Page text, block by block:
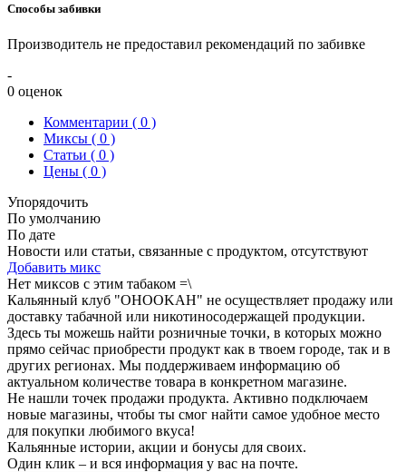
Способы забивки
Производитель не предоставил рекомендаций по забивке
-
0 оценок
Комментарии ( 0 )
Миксы ( 0 )
Статьи ( 0 )
Цены ( 0 )
Упорядочить
По умолчанию
По дате
Новости или статьи, связанные с продуктом, отсутствуют
Добавить микс
Нет миксов с этим табаком =\
Кальянный клуб "OHOOKAH" не осуществляет продажу или
доставку табачной или никотиносодержащей продукции.
Здесь ты можешь найти розничные точки, в которых можно
прямо сейчас приобрести продукт как в твоем городе, так и в
других регионах. Мы поддерживаем информацию об
актуальном количестве товара в конкретном магазине.
Не нашли точек продажи продукта. Активно подключаем
новые магазины, чтобы ты смог найти самое удобное место
для покупки любимого вкуса!
Кальянные истории, акции и бонусы для своих.
Один клик – и вся информация у вас на почте.